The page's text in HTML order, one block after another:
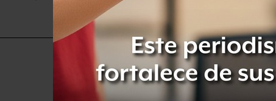
Compartir Leer después